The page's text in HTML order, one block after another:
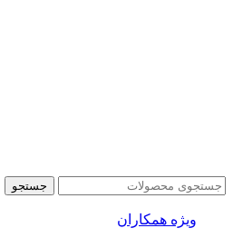
جستجو
ویژه همکاران